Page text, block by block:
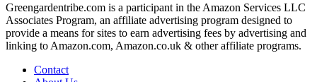
Greengardentribe.com is a participant in the Amazon Services LLC
Associates Program, an affiliate advertising program designed to
provide a means for sites to earn advertising fees by advertising and
linking to Amazon.com, Amazon.co.uk & other affiliate programs.
Contact